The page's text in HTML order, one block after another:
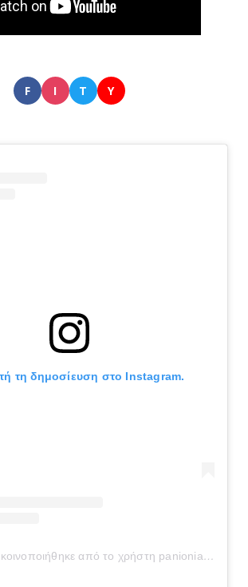
F I T Y
τη δημοσίευση στο Instagram.
Η δημοσίευση κοινοποιήθηκε από το χρήστη panionianea.gr (@panionianea.gr)